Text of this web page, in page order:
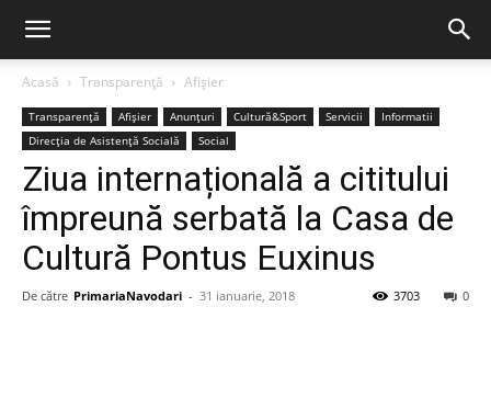
Acasă Transparență Afișier
Transparență Afișier Anunțuri Cultură&Sport Servicii
Informatii
Direcția de Asistență Socială
Social
Ziua internațională a cititului
împreună serbată la Casa de
Cultură Pontus Euxinus
De către PrimariaNavodari - 31 ianuarie, 2018 0
3703